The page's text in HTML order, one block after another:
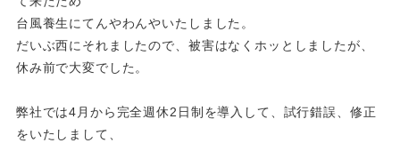
台風養生にてんやわんやいたしました。
だいぶ西にそれましたので、被害はなくホッとしましたが、
休み前で大変でした。
弊社では4月から完全週休2日制を導入して、試行錯誤、修正
をいたしまして、